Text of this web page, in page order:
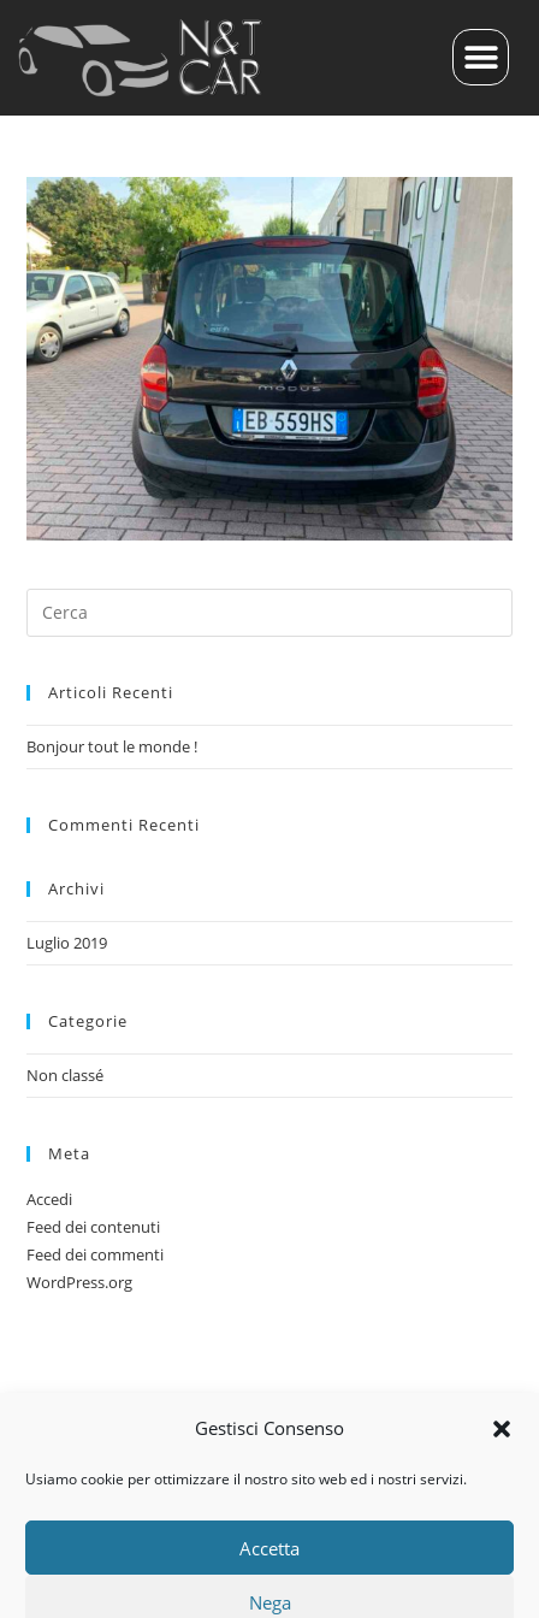
Gestisci Consenso
Usiamo cookie per ottimizzare il nostro sito web ed i nostri servizi.
Accetta
Nega
Articoli Recenti
Bonjour tout le monde !
Commenti Recenti
Archivi
Luglio 2019
Categorie
Non classé
Meta
Accedi
Feed dei contenuti
Feed dei commenti
WordPress.org
Via dell’artigianato, 14 – 31030